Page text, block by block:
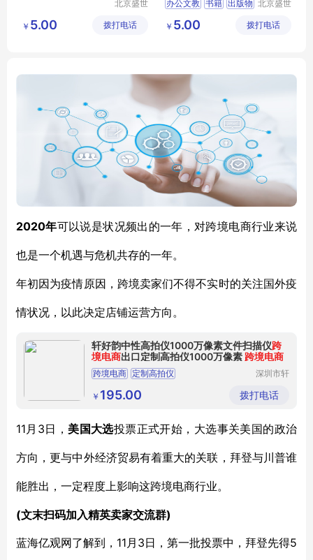
北京盛世
传播中心
￥ 5.00 拨打电话
办公文教 书籍 出版物 北京盛世
传播中心
￥ 5.00 拨打电话
2020年可以说是状况频出的一年，对跨境电商行业来说
也是一个机遇与危机共存的一年。
年初因为疫情原因，跨境卖家们不得不实时的关注国外疫
情状况，以此决定店铺运营方向。
轩好韵中性高拍仪1000万像素文件扫描仪跨
境电商出口定制高拍仪1000万像素跨境电商
跨境电商 定制高拍仪
深圳市轩
有限公司
￥ 195.00 拨打电话
11月3日， 美国大选投票正式开始，大选事关美国的政治
方向，更与中外经济贸易有着重大的关联，拜登与川普谁
能胜出，一定程度上影响这跨境电商行业。
(文末扫码加入精英卖家交流群)
蓝海亿观网了解到， 11月3日，第一批投票中，拜登先得5